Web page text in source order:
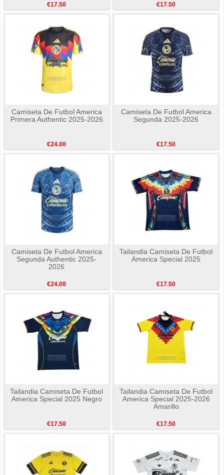
€17.50 €17.50
Camiseta De Futbol America
Primera Authentic 2025-2026
€24.00
Camiseta De Futbol America
Segunda 2025-2026
€17.50
Camiseta De Futbol America
Segunda Authentic 2025-
2026
€24.00
Tailandia Camiseta De Futbol
America Special 2025
€17.50
Tailandia Camiseta De Futbol
America Special 2025 Negro
€17.50
Tailandia Camiseta De Futbol
America Special 2025-2026
Amarillo
€17.50